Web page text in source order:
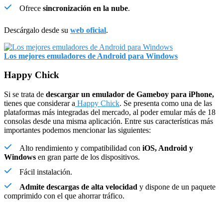
Ofrece sincronización en la nube.
Descárgalo desde su web oficial.
Los mejores emuladores de Android para Windows
Happy Chick
Si se trata de descargar un emulador de Gameboy para iPhone,
tienes que considerar a Happy Chick. Se presenta como una de las
plataformas más integradas del mercado, al poder emular más de 18
consolas desde una misma aplicación. Entre sus características más
importantes podemos mencionar las siguientes:
Alto rendimiento y compatibilidad con iOS, Android y
Windows en gran parte de los dispositivos.
Fácil instalación.
Admite descargas de alta velocidad y dispone de un paquete
comprimido con el que ahorrar tráfico.